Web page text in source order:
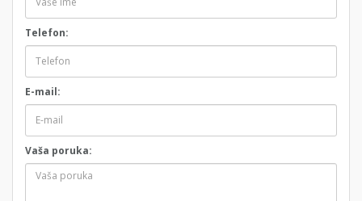
Telefon:
E-mail:
Vaša poruka: